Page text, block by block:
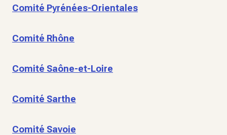
Comité Pyrénées-Orientales
Comité Rhône
Comité Saône-et-Loire
Comité Sarthe
Comité Savoie